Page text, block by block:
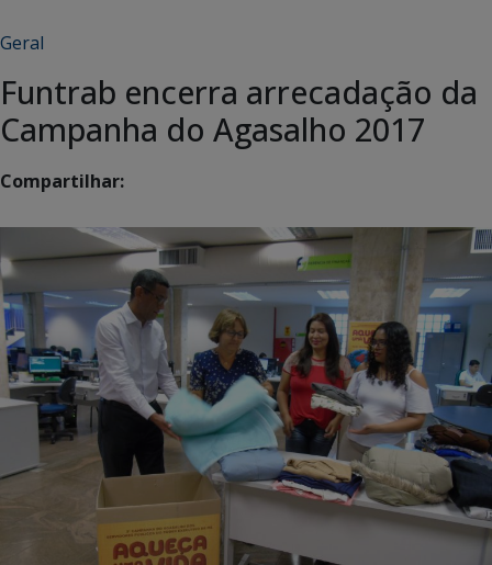
Geral
Funtrab encerra arrecadação da
Campanha do Agasalho 2017
Compartilhar: